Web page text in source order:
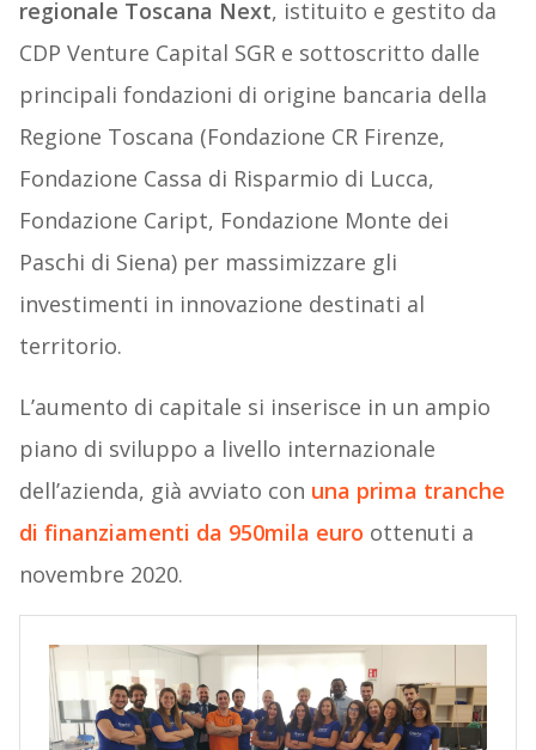
regionale Toscana Next, istituito e gestito da
CDP Venture Capital SGR e sottoscritto dalle
principali fondazioni di origine bancaria della
Regione Toscana (Fondazione CR Firenze,
Fondazione Cassa di Risparmio di Lucca,
Fondazione Caript, Fondazione Monte dei
Paschi di Siena) per massimizzare gli
investimenti in innovazione destinati al
territorio.
L’aumento di capitale si inserisce in un ampio
piano di sviluppo a livello internazionale
dell’azienda, già avviato con una prima tranche
di finanziamenti da 950mila euro ottenuti a
novembre 2020.